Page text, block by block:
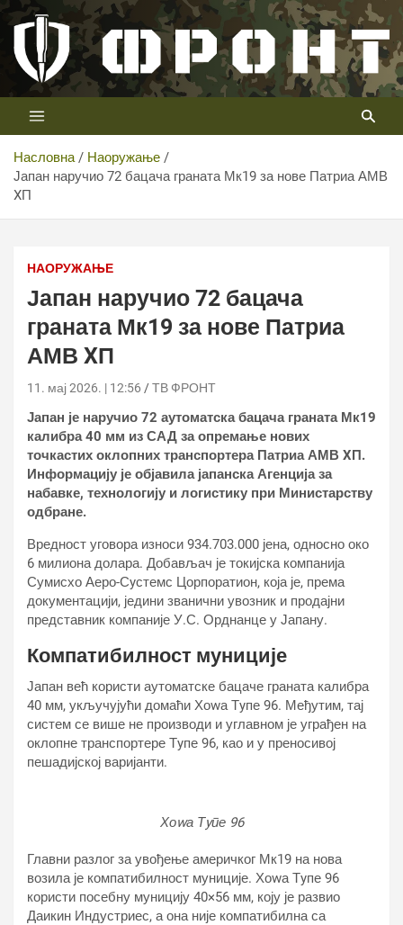
Скип
цонтент
Телевизија ФРОНТ
Први војни канал у Србији
Насловна
Наоружање
Јапан наручио 72 бацача граната Мк19 за нове Патриа АМВ
XП
НАОРУЖАЊЕ
Јапан наручио 72 бацача
граната Мк19 за нове Патриа
АМВ XП
11. мај 2026. | 12:56 ТВ ФРОНТ
Јапан је наручио 72 аутоматска бацача граната Мк19
калибра 40 мм из САД за опремање нових
точкастих оклопних транспортера Патриа АМВ XП.
Информацију је објавила јапанска Агенција за
набавке, технологију и логистику при Министарству
одбране.
Вредност уговора износи 934.703.000 јена, односно око
6 милиона долара. Добављач је токијска компанија
Сумисхо Аеро-Сyстемс Цорпоратион, која је, према
документацији, једини званични увозник и продајни
представник компаније У.С. Орднанце у Јапану.
Компатибилност муниције
Јапан већ користи аутоматске бацаче граната калибра
40 мм, укључујући домаћи Хоwа Тyпе 96. Међутим, тај
систем се више не производи и углавном је уграђен на
оклопне транспортере Тyпе 96, као и у преносивој
пешадијској варијанти.
Хоwа Тyпе 96
Главни разлог за увођење америчког Мк19 на нова
возила је компатибилност муниције. Хоwа Тyпе 96
користи посебну муницију 40×56 мм, коју је развио
Даикин Индустриес, а она није компатибилна са